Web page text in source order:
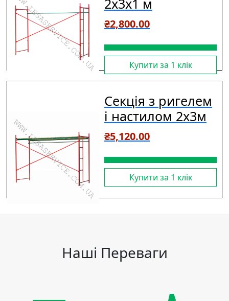
₴2,800.00
Купити за 1 клiк
Секція з ригелем
і настилом 2х3м
₴5,120.00
Купити за 1 клiк
Наші Переваги